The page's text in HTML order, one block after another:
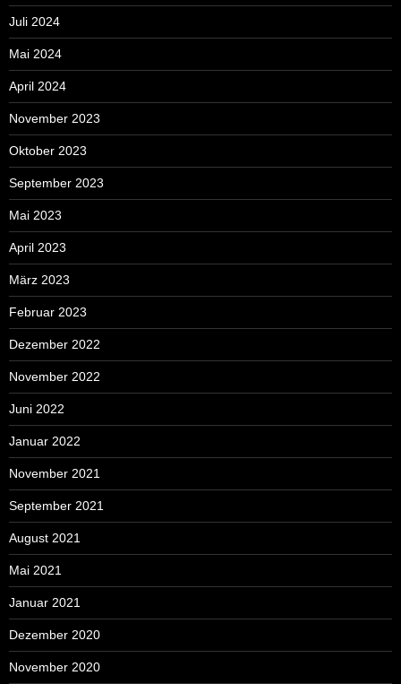
Juli 2024
Mai 2024
April 2024
November 2023
Oktober 2023
September 2023
Mai 2023
April 2023
März 2023
Februar 2023
Dezember 2022
November 2022
Juni 2022
Januar 2022
November 2021
September 2021
August 2021
Mai 2021
Januar 2021
Dezember 2020
November 2020